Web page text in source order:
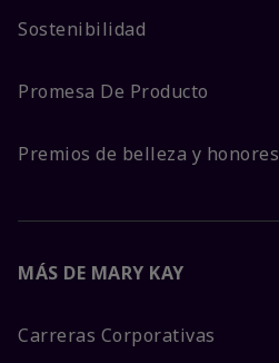
Sostenibilidad
Promesa De Producto
Premios de belleza y honores
MÁS DE MARY KAY
Carreras Corporativas